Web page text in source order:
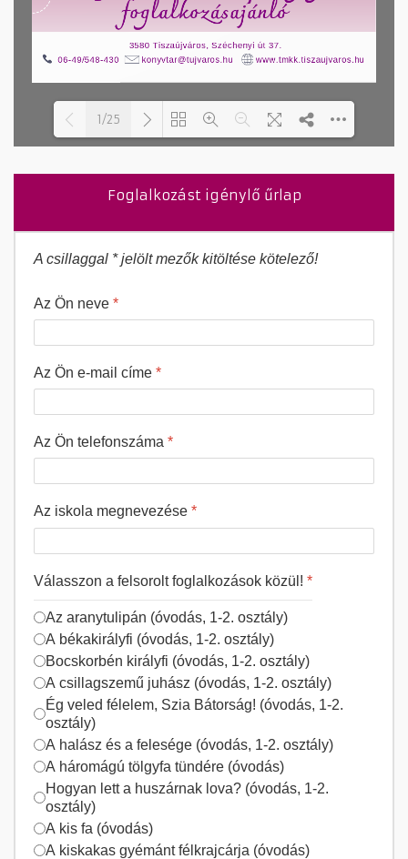
Loading PDF 37% ...
1/25
Foglalkozást igénylő űrlap
A csillaggal * jelölt mezők kitöltése kötelező!
Az Ön neve *
Az Ön e-mail címe *
Az Ön telefonszáma *
Az iskola megnevezése *
Válasszon a felsorolt foglalkozások közül! *
Az aranytulipán (óvodás, 1-2. osztály)
A békakirályfi (óvodás, 1-2. osztály)
Bocskorbén királyfi (óvodás, 1-2. osztály)
A csillagszemű juhász (óvodás, 1-2. osztály)
Ég veled félelem, Szia Bátorság! (óvodás, 1-2.
osztály)
A halász és a felesége (óvodás, 1-2. osztály)
A háromágú tölgyfa tündére (óvodás)
Hogyan lett a huszárnak lova? (óvodás, 1-2.
osztály)
A kis fa (óvodás)
A kiskakas gyémánt félkrajcárja (óvodás)